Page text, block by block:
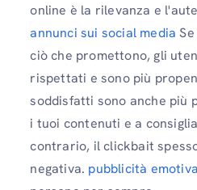
online è la rilevanza e
annunci sui social media
ciò che promettono, gli
rispettati e sono più
soddisfatti sono anche più
i tuoi contenuti e a
contrario, il clickbait
negativa. pubblicità emotiva